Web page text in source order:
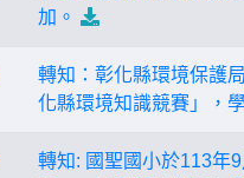
加。
轉知：彰化縣環境保護
化縣環境知識競賽」，
轉知: 國聖國小於113年